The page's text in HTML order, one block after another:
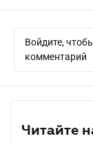
Войдите,
комментарий
Читайте